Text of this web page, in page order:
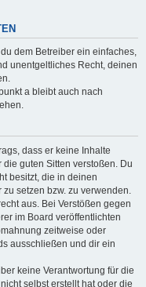
dem Betreiber ein einfaches,
unentgeltliches Recht, deinen
a bleibt auch nach
dass er keine Inhalte
guten Sitten verstoßen. Du
besitzt, die in deinen
setzen bzw. zu verwenden.
aus. Bei Verstößen gegen
im Board veröffentlichten
zeitweise oder
ausschließen und dir ein
keine Verantwortung für die
selbst erstellt hat oder die